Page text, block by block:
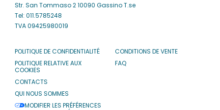
Str. San Tommaso 2 10090 Gassino T.se
Tel: 011.5785248
TVA 09425980019
POLITIQUE DE CONFIDENTIALITÉ
POLITIQUE RELATIVE AUX
COOKIES
CONTACTS
QUI NOUS SOMMES
MODIFIER LES PRÉFÉRENCES
CONDITIONS DE VENTE
FAQ